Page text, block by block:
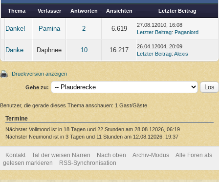
Thema Verfasser Antworten Ansichten Letzter Beitrag
Danke! Pamina 2 6.619
27.08.12010, 16:08
Letzter Beitrag: Paganlord
Danke Daphnee 10 16.217
26.04.12004, 20:09
Letzter Beitrag: Alexis
Druckversion anzeigen
Gehe zu:
Benutzer, die gerade dieses Thema anschauen: 1 Gast/Gäste
Termine
Nächster Vollmond ist in 18 Tagen und 22 Stunden am 28.08.12026, 06:19
Nächster Neumond ist in 3 Tagen und 11 Stunden am 12.08.12026, 19:37
Kontakt Tal der weisen Narren Nach oben Archiv-Modus
Alle Foren als
gelesen markieren
RSS-Synchronisation